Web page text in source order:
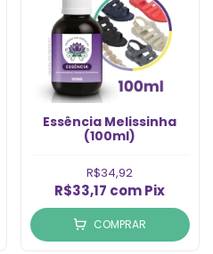
Essência Melissinha
(100ml)
R$34,92
R$33,17 comPix
COMPRAR